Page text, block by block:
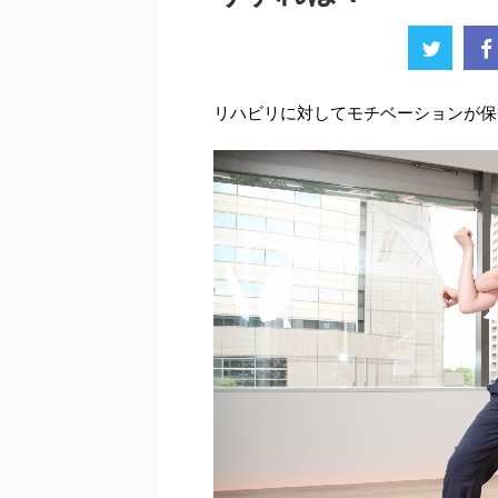
リハビリに対してモチベーションが